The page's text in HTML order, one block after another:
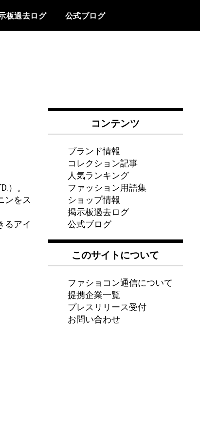
板過去ログ 公式ブログ
）。
ンをス
るアイ
コンテンツ
ブランド情報
コレクション記事
人気ランキング
ファッション用語集
ショップ情報
掲示板過去ログ
公式ブログ
このサイトについて
ファショコン通信について
提携企業一覧
プレスリリース受付
お問い合わせ